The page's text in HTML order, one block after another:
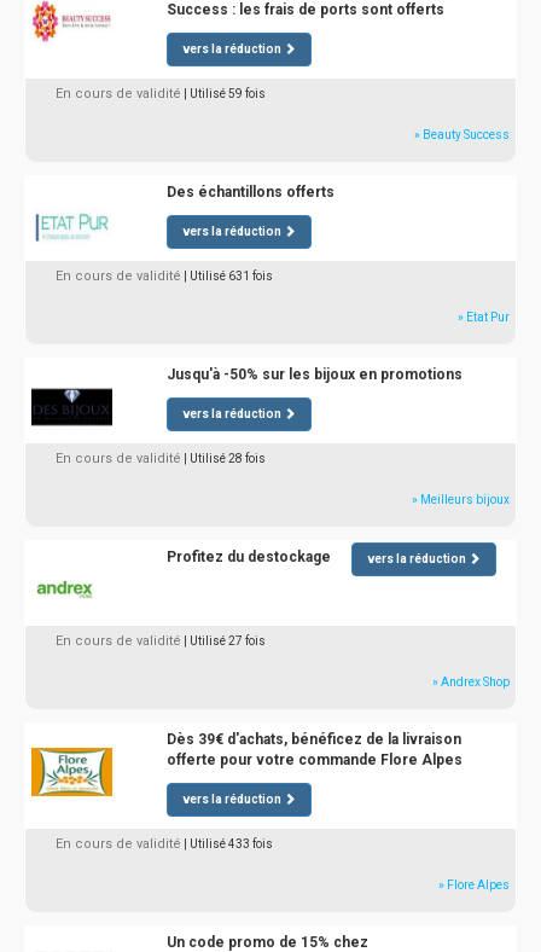
Success : les frais de ports sont offerts
vers la réduction
En cours de validité | Utilisé 59 fois
» Beauty Success
Des échantillons offerts
vers la réduction
En cours de validité | Utilisé 631 fois
» Etat Pur
Jusqu'à -50% sur les bijoux en promotions
vers la réduction
En cours de validité | Utilisé 28 fois
» Meilleurs bijoux
Profitez du destockage vers la réduction
En cours de validité | Utilisé 27 fois
» Andrex Shop
Dès 39€ d'achats, bénéficez de la livraison
offerte pour votre commande Flore Alpes
vers la réduction
En cours de validité | Utilisé 433 fois
» Flore Alpes
Un code promo de 15% chez